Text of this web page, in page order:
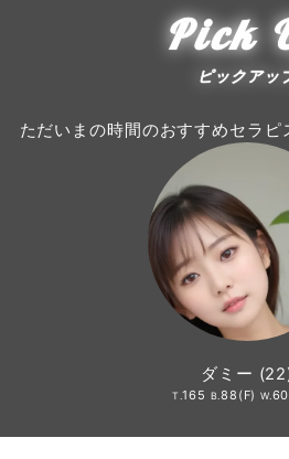
Pick
ピックアッ
ただいまの時間のおすすめセラ
ダミー
T.165 B.88(F) W.